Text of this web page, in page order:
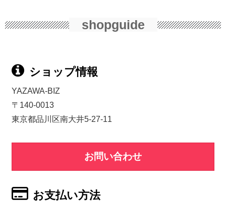
shopguide
ショップ情報
YAZAWA-BIZ
〒140-0013
東京都品川区南大井5-27-11
お問い合わせ
お支払い方法